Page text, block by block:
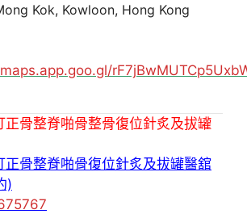
Kok, Kowloon, Hong Kong
正骨整脊啪骨整骨復位針炙及拔罐
正骨整脊啪骨復位針炙及拔罐醫舘
)